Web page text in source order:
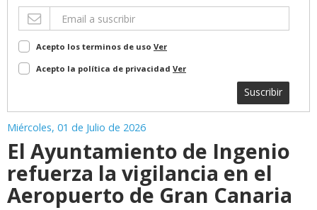
Acepto los terminos de uso Ver
Acepto la política de privacidad Ver
Suscribir
Miércoles, 01 de Julio de 2026
El Ayuntamiento de Ingenio
refuerza la vigilancia en el
Aeropuerto de Gran Canaria